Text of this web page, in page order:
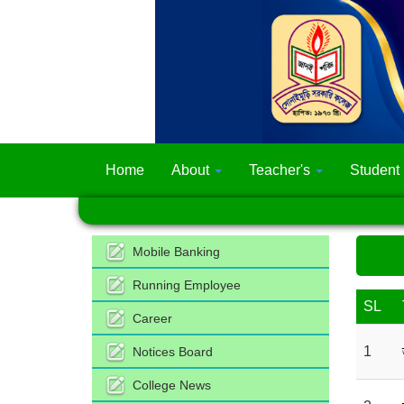
Home About Teacher's Student
Mobile Banking
Running Employee
Career
Notices Board
College News
SL
1